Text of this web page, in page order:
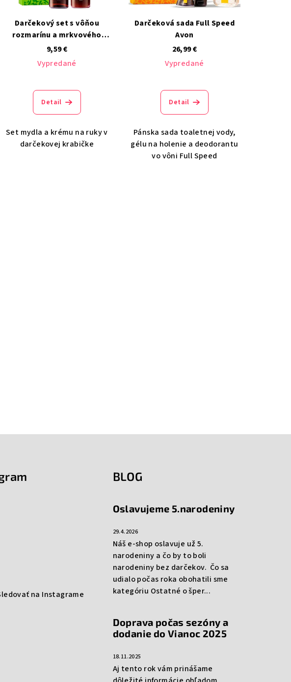
Darčekový set s vôňou
rozmarínu a mrkvového
semienka Avon
9,59 €
Vypredané
Detail
Set mydla a krému na ruky v
darčekovej krabičke
Darčeková sada Full Speed
Avon
26,99 €
Vypredané
Detail
Pánska sada toaletnej vody,
gélu na holenie a deodorantu
vo vôni Full Speed
na Instagrame
BLOG
Oslavujeme 5.narodeniny
29.4.2026
Náš e-shop oslavuje už 5.
narodeniny a čo by to boli
narodeniny bez darčekov. Čo sa
udialo počas roka obohatili sme
kategóriu Ostatné o šper...
Doprava počas sezóny a
dodanie do Vianoc 2025
18.11.2025
Aj tento rok vám prinášame